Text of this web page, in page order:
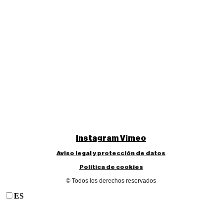
InstagramVimeo
Aviso legal y protección de datos
Política de cookies
© Todos los derechos reservados
ES